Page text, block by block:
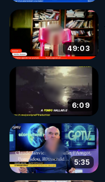
49:03
6:09
5:35